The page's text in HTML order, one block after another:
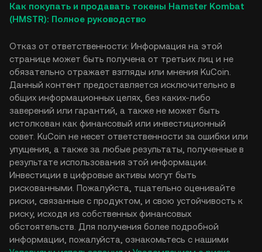
Как покупать и продавать токены Hamster Kombat
(HMSTR): Полное руководство
Отказ от ответственности: Информация на этой
странице может быть получена от третьих лиц и не
обязательно отражает взгляды или мнения KuCoin.
Данный контент предоставляется исключительно в
общих информационных целях, без каких-либо
заверений или гарантий, а также не может быть
истолкован как финансовый или инвестиционный
совет. KuCoin не несет ответственности за ошибки или
упущения, а также за любые результаты, полученные в
результате использования этой информации.
Инвестиции в цифровые активы могут быть
рискованными. Пожалуйста, тщательно оценивайте
риски, связанные с продуктом, и свою устойчивость к
риску, исходя из собственных финансовых
обстоятельств. Для получения более подробной
информации, пожалуйста, ознакомьтесь с нашими